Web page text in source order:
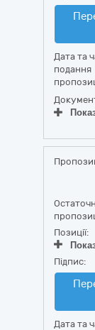
Дата та
подання
Позиції:
Підпис:
Дата та